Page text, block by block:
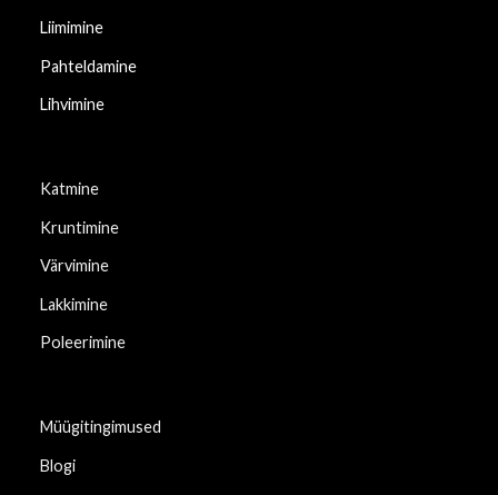
Liimimine
Pahteldamine
Lihvimine
Katmine
Kruntimine
Värvimine
Lakkimine
Poleerimine
Müügitingimused
Blogi